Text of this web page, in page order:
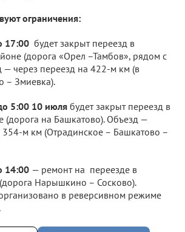
ограничения:
17:00 будет закрыт переезд в
(дорога «Орел –Тамбов», рядом с
— через переезд на 422-м км (в
– Змиевка).
5:00 10 июля будет закрыт переезд в
(дорога на Башкатово). Объезд —
354-м км (Отрадинское – Башкатово –
14:00 — ремонт на переезде в
Нарышкино – Сосково).
в реверсивном режиме